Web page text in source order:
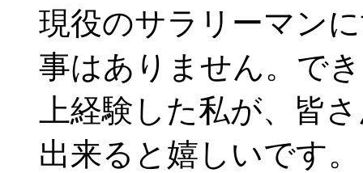
現役のサラリーマン
事はありません。で
上経験した私が、皆
出来ると嬉しいです。